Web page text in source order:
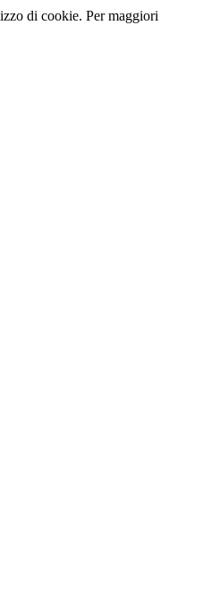
di cookie. Per maggiori